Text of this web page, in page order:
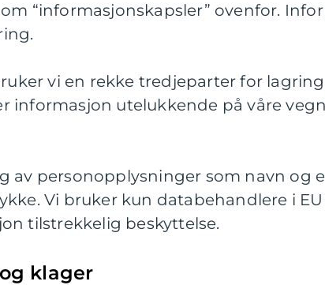
“informasjonskapsler” ovenfor.
vi en rekke tredjeparter for
informasjon utelukkende på våre
av personopplysninger som navn og
Vi bruker kun databehandlere i
tilstrekkelig beskyttelse.
klager